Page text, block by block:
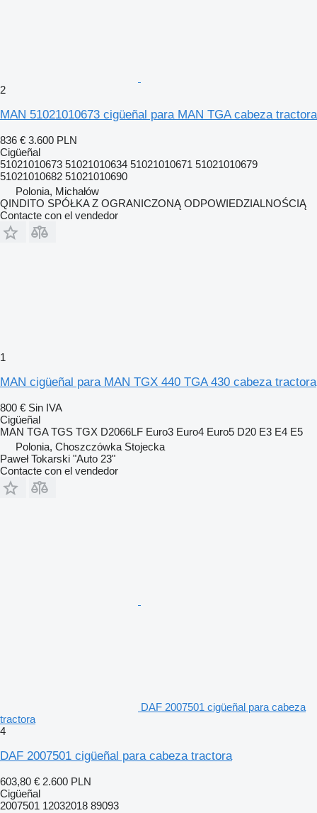
2
MAN 51021010673 cigüeñal para MAN TGA cabeza tractora
836 € 3.600 PLN
Cigüeñal
51021010673 51021010634 51021010671 51021010679
51021010682 51021010690
Polonia, Michałów
QINDITO SPÓŁKA Z OGRANICZONĄ ODPOWIEDZIALNOŚCIĄ
Contacte con el vendedor
1
MAN cigüeñal para MAN TGX 440 TGA 430 cabeza tractora
800 € Sin IVA
Cigüeñal
MAN TGA TGS TGX D2066LF Euro3 Euro4 Euro5 D20 E3 E4 E5
Polonia, Choszczówka Stojecka
Paweł Tokarski "Auto 23"
Contacte con el vendedor
DAF 2007501 cigüeñal para cabeza
tractora
4
DAF 2007501 cigüeñal para cabeza tractora
603,80 € 2.600 PLN
Cigüeñal
2007501 12032018 89093